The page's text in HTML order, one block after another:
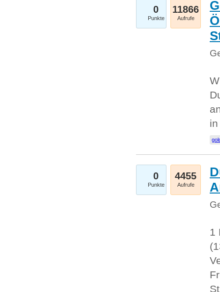
0
Punkte
11866
Aufrufe
0
Punkte
4455
Aufrufe
1